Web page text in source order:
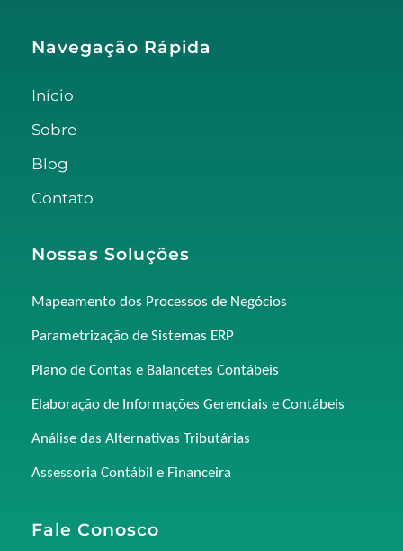
Navegação Rápida
Início
Sobre
Blog
Contato
Nossas Soluções
Mapeamento dos Processos de Negócios
Parametrização de Sistemas ERP
Plano de Contas e Balancetes Contábeis
Elaboração de Informações Gerenciais e Contábeis
Análise das Alternativas Tributárias
Assessoria Contábil e Financeira
Fale Conosco